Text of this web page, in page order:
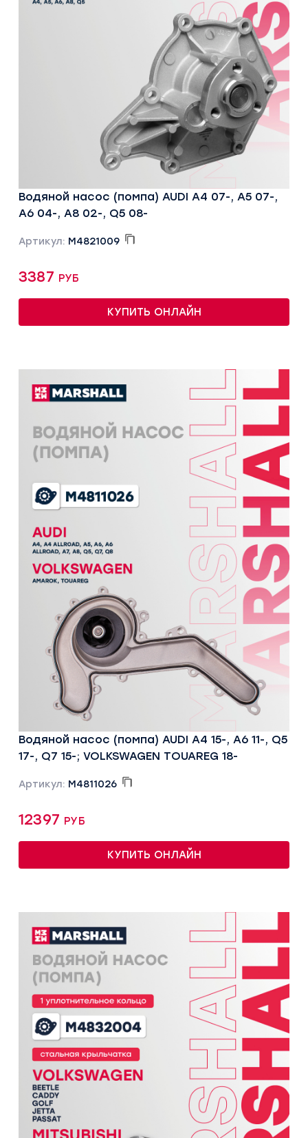
Водяной насос (помпа) AUDI A4 07-, A5 07-,
A6 04-, A8 02-, Q5 08-
Артикул: M4821009
3387 руб
КУПИТЬ ОНЛАЙН
Водяной насос (помпа) AUDI A4 15-, A6 11-, Q5
17-, Q7 15-; VOLKSWAGEN TOUAREG 18-
Артикул: M4811026
12397 руб
КУПИТЬ ОНЛАЙН